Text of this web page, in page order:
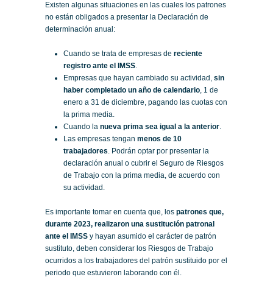
Existen algunas situaciones en las cuales los patrones
no están obligados a presentar la Declaración de
determinación anual:
Cuando se trata de empresas de reciente
registro ante el IMSS.
Empresas que hayan cambiado su actividad, sin
haber completado un año de calendario, 1 de
enero a 31 de diciembre, pagando las cuotas con
la prima media.
Cuando la nueva prima sea igual a la anterior.
Las empresas tengan menos de 10
trabajadores. Podrán optar por presentar la
declaración anual o cubrir el Seguro de Riesgos
de Trabajo con la prima media, de acuerdo con
su actividad.
Es importante tomar en cuenta que, los patrones que,
durante 2023, realizaron una sustitución patronal
ante el IMSS y hayan asumido el carácter de patrón
sustituto, deben considerar los Riesgos de Trabajo
ocurridos a los trabajadores del patrón sustituido por el
periodo que estuvieron laborando con él.